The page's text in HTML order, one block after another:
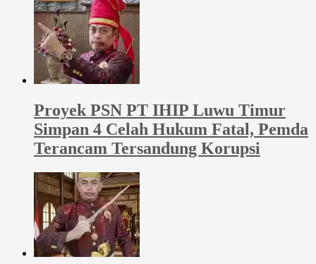
Proyek PSN PT IHIP Luwu Timur
Simpan 4 Celah Hukum Fatal, Pemda
Terancam Tersandung Korupsi